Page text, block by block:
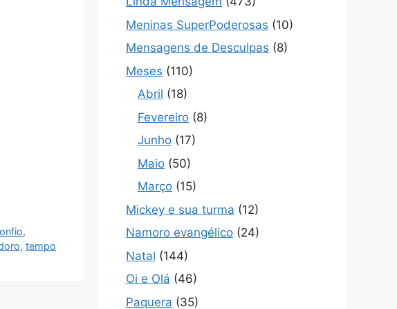
,
, tempo
Meninas SuperPoderosas (10)
Mensagens de Desculpas (8)
Meses (110)
Abril (18)
Fevereiro (8)
Junho (17)
Maio (50)
Março (15)
Mickey e sua turma (12)
Namoro evangélico (24)
Natal (144)
Oi e Olá (46)
Paquera (35)